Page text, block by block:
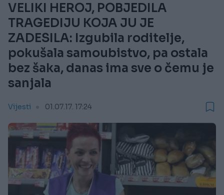
VELIKI HEROJ, POBJEDILA
TRAGEDIJU KOJA JU JE
ZADESILA: Izgubila roditelje,
pokušala samoubistvo, pa ostala
bez šaka, danas ima sve o čemu je
sanjala
Vijesti 01.07.17. 17:24